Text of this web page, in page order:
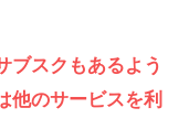
ブスクもあるよう
他のサービスを利